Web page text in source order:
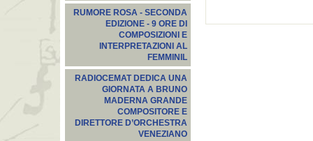
RUMORE ROSA - SECONDA
EDIZIONE - 9 ORE DI
COMPOSIZIONI E
INTERPRETAZIONI AL
FEMMINIL
RADIOCEMAT DEDICA UNA
GIORNATA A BRUNO
MADERNA GRANDE
COMPOSITORE E
DIRETTORE D’ORCHESTRA
VENEZIANO